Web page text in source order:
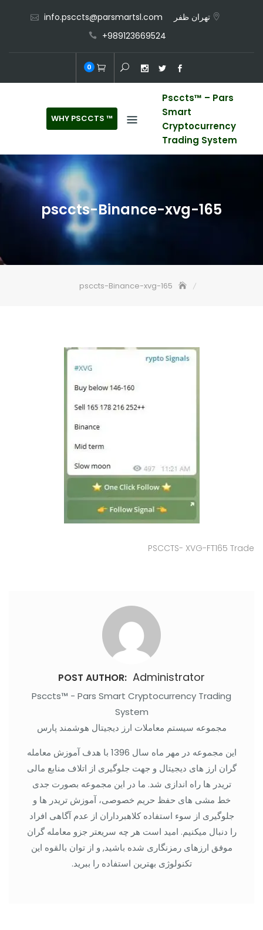
تهران ظفر
info.psccts@parsmartsl.com
+989123669524
0
Psccts™ – Pars
Smart
Cryptocurrency
Trading System
™ WHY PSCCTS
psccts-Binance-xvg-165
psccts-Binance-xvg-165
PSCCTS- XVG-FT165 Trade
POST AUTHOR: Administrator
Psccts™ - Pars Smart Cryptocurrency Trading
System
مجموعه سیستم معاملات ارز دیجیتال هوشمند پارس
این مجموعه در مهر ماه سال 1396 با هدف آموزش معامله
گران ارز های دیجیتال و جهت جلوگیری از اتلاف منابع مالی
تریدر ها راه اندازی شد. ما در این مجموعه بصورت جدی
خط مشی های حفظ حریم خصوصی، آموزش تریدر ها و
جلوگیری از سوء استفاده کلاهبرداران از عدم آگاهی افراد
را دنبال میکنیم. امید است هر چه سریعتر جزو معامله گران
موفق ارزهای رمزنگاری شده باشید, و از توان بالقوه این
تکنولوژی بهترین استفاده را ببرید.